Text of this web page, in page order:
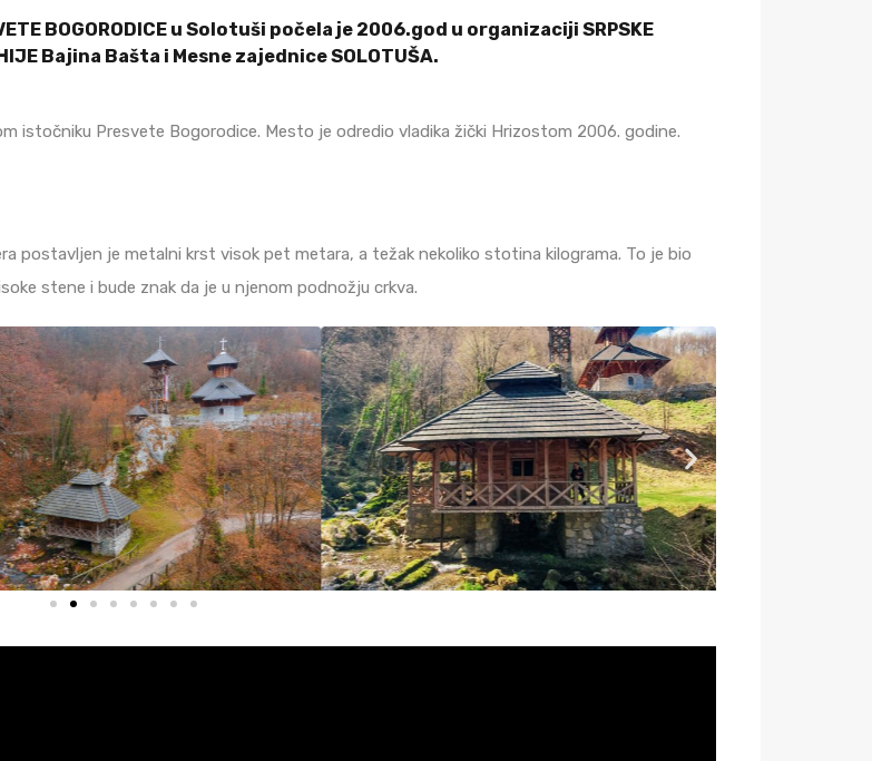
BOGORODICE u Solotuši počela je 2006.god u organizaciji SRPSKE
Bajina Bašta i Mesne zajednice SOLOTUŠA.
istočniku Presvete Bogorodice. Mesto je odredio vladika žički Hrizostom 2006. godine.
postavljen je metalni krst visok pet metara, a težak nekoliko stotina kilograma. To je bio
stene i bude znak da je u njenom podnožju crkva.